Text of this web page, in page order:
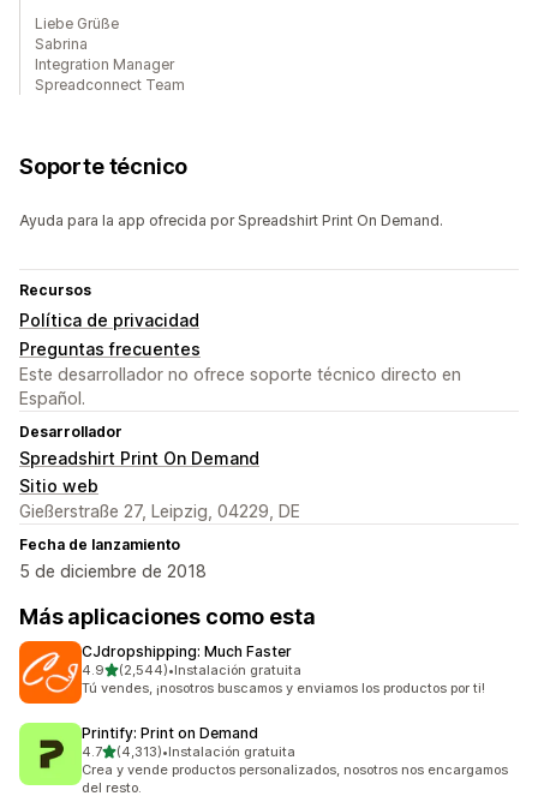
Liebe Grüße
Sabrina
Integration Manager
Spreadconnect Team
Soporte técnico
Ayuda para la app ofrecida por Spreadshirt Print On Demand.
Recursos
Política de privacidad
Preguntas frecuentes
Este desarrollador no ofrece soporte técnico directo en
Español.
Desarrollador
Spreadshirt Print On Demand
Sitio web
Gießerstraße 27, Leipzig, 04229, DE
Fecha de lanzamiento
5 de diciembre de 2018
Más aplicaciones como esta
CJdropshipping: Much Faster
4.9de 5 estrellas
(2,544)
2544 reseñas en total
•Instalación gratuita
Tú vendes, ¡nosotros buscamos y enviamos los productos por ti!
Printify: Print on Demand
4.7de 5 estrellas
(4,313)
4313 reseñas en total
•Instalación gratuita
Crea y vende productos personalizados, nosotros nos encargamos
del resto.